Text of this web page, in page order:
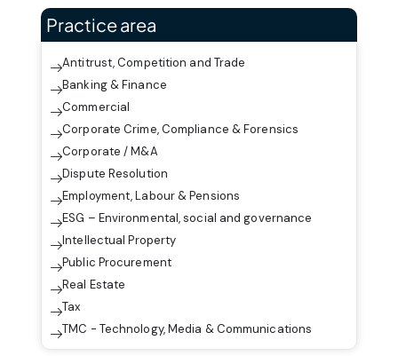
Practice area
Antitrust, Competition and Trade
Banking & Finance
Commercial
Corporate Crime, Compliance & Forensics
Corporate / M&A
Dispute Resolution
Employment, Labour & Pensions
ESG – Environmental, social and governance
Intellectual Property
Public Procurement
Real Estate
Tax
TMC - Technology, Media & Communications